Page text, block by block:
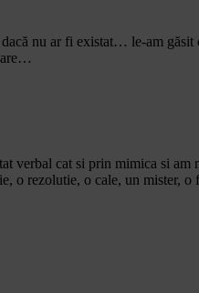
nu ar fi existat… le-am
verbal cat si prin mimica si am
o rezolutie, o cale, un mister, o